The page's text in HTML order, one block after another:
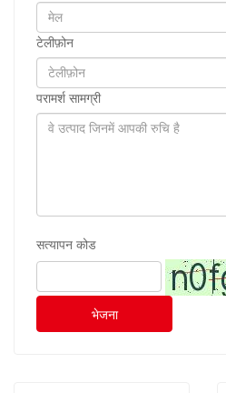
टेलीफ़ोन
परामर्श सामग्री
सत्यापन कोड
भेजना